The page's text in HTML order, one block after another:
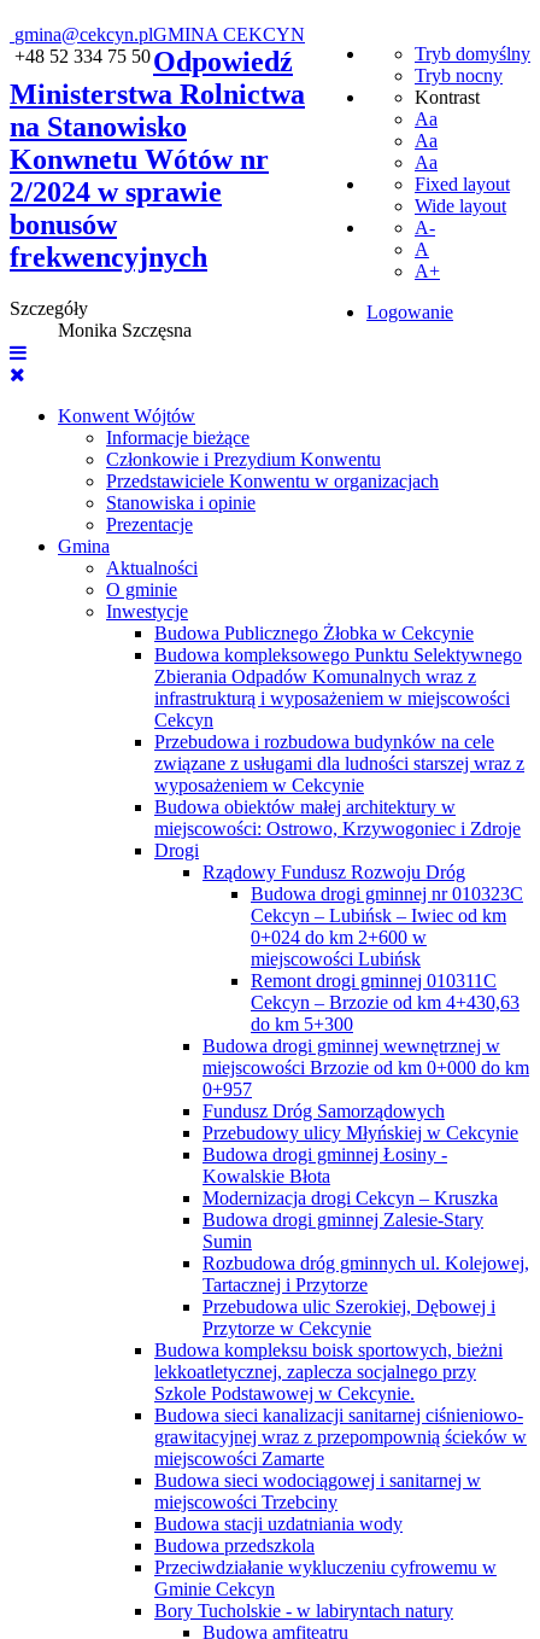
gmina@cekcyn.pl
+48 52 334 75 50
Tryb domyślny
Tryb nocny
Kontrast
Aa
Aa
Aa
Fixed layout
Wide layout
A-
A
A+
Logowanie
GMINA CEKCYN
Konwent Wójtów
Informacje bieżące
Członkowie i Prezydium Konwentu
Przedstawiciele Konwentu w organizacjach
Stanowiska i opinie
Prezentacje
Gmina
Aktualności
O gminie
Inwestycje
Budowa Publicznego Żłobka w Cekcynie
Budowa kompleksowego Punktu Selektywnego
Zbierania Odpadów Komunalnych wraz z
infrastrukturą i wyposażeniem w miejscowości
Cekcyn
Przebudowa i rozbudowa budynków na cele
związane z usługami dla ludności starszej wraz z
wyposażeniem w Cekcynie
Budowa obiektów małej architektury w
miejscowości: Ostrowo, Krzywogoniec i Zdroje
Drogi
Rządowy Fundusz Rozwoju Dróg
Budowa drogi gminnej nr 010323C
Cekcyn – Lubińsk – Iwiec od km
0+024 do km 2+600 w
miejscowości Lubińsk
Remont drogi gminnej 010311C
Cekcyn – Brzozie od km 4+430,63
do km 5+300
Budowa drogi gminnej wewnętrznej w
miejscowości Brzozie od km 0+000 do km
0+957
Fundusz Dróg Samorządowych
Przebudowy ulicy Młyńskiej w Cekcynie
Budowa drogi gminnej Łosiny -
Kowalskie Błota
Modernizacja drogi Cekcyn – Kruszka
Budowa drogi gminnej Zalesie-Stary
Sumin
Rozbudowa dróg gminnych ul. Kolejowej,
Tartacznej i Przytorze
Przebudowa ulic Szerokiej, Dębowej i
Przytorze w Cekcynie
Budowa kompleksu boisk sportowych, bieżni
lekkoatletycznej, zaplecza socjalnego przy
Szkole Podstawowej w Cekcynie.
Budowa sieci kanalizacji sanitarnej ciśnieniowo-
grawitacyjnej wraz z przepompownią ścieków w
miejscowości Zamarte
Budowa sieci wodociągowej i sanitarnej w
miejscowości Trzebciny
Budowa stacji uzdatniania wody
Budowa przedszkola
Przeciwdziałanie wykluczeniu cyfrowemu w
Gminie Cekcyn
Bory Tucholskie - w labiryntach natury
Budowa amfiteatru
Odpowiedź
Ministerstwa Rolnictwa
na Stanowisko
Konwnetu Wótów nr
2/2024 w sprawie
bonusów
frekwencyjnych
Szczegóły
Monika Szczęsna